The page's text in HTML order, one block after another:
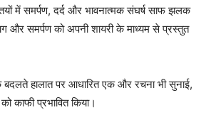
में समर्पण, दर्द और भावनात्मक संघर्ष साफ झलक
और समर्पण को अपनी शायरी के माध्यम से प्रस्तुत
हालात पर आधारित एक और रचना भी सुनाई,
काफी प्रभावित किया।